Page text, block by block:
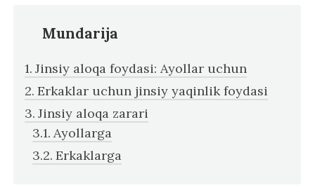
Mundarija
Jinsiy aloqa foydasi: Ayollar uchun
Erkaklar uchun jinsiy yaqinlik foydasi
Jinsiy aloqa zarari
Ayollarga
Erkaklarga